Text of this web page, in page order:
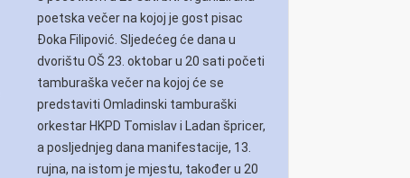
poetska večer na kojoj je gost pisac
Đoka Filipović. Sljedećeg će dana u
dvorištu OŠ 23. oktobar u 20 sati početi
tamburaška večer na kojoj će se
predstaviti Omladinski tamburaški
orkestar HKPD Tomislav i Ladan špricer,
a posljednjeg dana manifestacije, 13.
rujna, na istom je mjestu, također u 20